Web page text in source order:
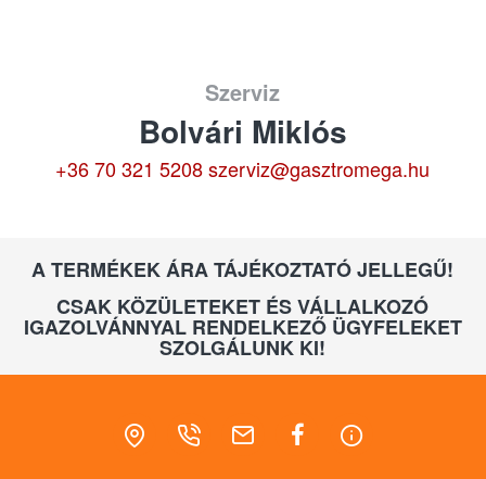
Szerviz
Bolvári Miklós
+36 70 321 5208 szerviz@gasztromega.hu
A TERMÉKEK ÁRA TÁJÉKOZTATÓ JELLEGŰ!
CSAK KÖZÜLETEKET ÉS VÁLLALKOZÓ
IGAZOLVÁNNYAL RENDELKEZŐ ÜGYFELEKET
SZOLGÁLUNK KI!